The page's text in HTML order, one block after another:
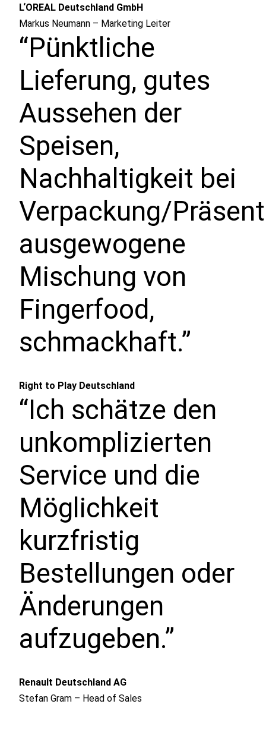
L‘OREAL Deutschland GmbH
Markus Neumann – Marketing Leiter
“Pünktliche
Lieferung, gutes
Aussehen der
Speisen,
Nachhaltigkeit bei
Verpackung/
ausgewogene
Mischung von
Fingerfood,
schmackhaft.”
Right to Play Deutschland
“Ich schätze den
unkomplizierten
Service und die
Möglichkeit
kurzfristig
Bestellungen oder
Änderungen
aufzugeben.”
Renault Deutschland AG
Stefan Gram – Head of Sales